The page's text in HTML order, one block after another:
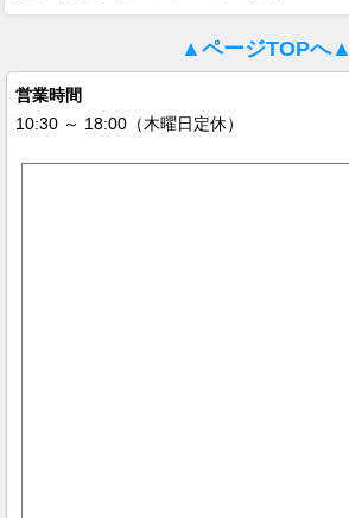
▲ページTOPへ▲
営業時間
10:30 ～ 18:00（木曜日定休）